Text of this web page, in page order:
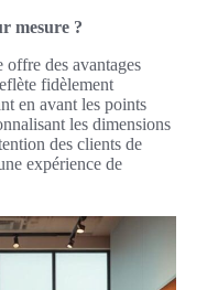
mesure ?
des avantages
fidèlement
en avant les points
les dimensions
des clients de
expérience de